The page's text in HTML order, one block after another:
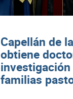
Capellán de
obtiene
familias